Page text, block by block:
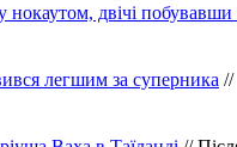
двічі побувавши
легшим за суперника //